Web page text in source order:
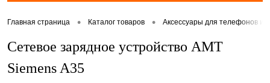
Главная страница • Каталог товаров • Аксессуары для телефонов и
Сетевое зарядное устройство AMT
Siemens A35